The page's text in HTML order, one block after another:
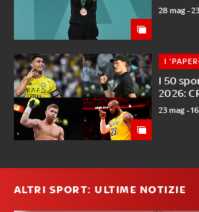
28 mag -
I 50
2026:
I
23 mag -
ALTRI SPORT: ULTIME NOTIZIE